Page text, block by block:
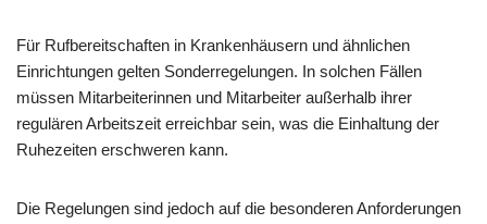
Für Rufbereitschaften in Krankenhäusern und ähnlichen
Einrichtungen gelten Sonderregelungen. In solchen Fällen
müssen Mitarbeiterinnen und Mitarbeiter außerhalb ihrer
regulären Arbeitszeit erreichbar sein, was die Einhaltung der
Ruhezeiten erschweren kann.
Die Regelungen sind jedoch auf die besonderen Anforderungen